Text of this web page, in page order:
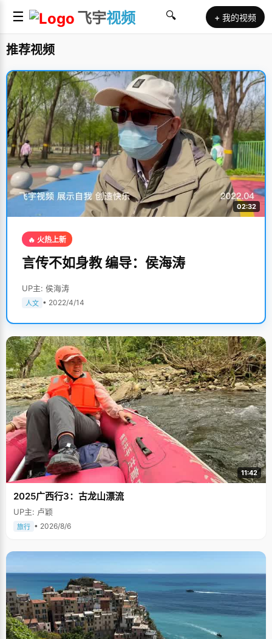
☰ 飞宇视频 🔍 + 我的视频
推荐视频
02:32
🔥 火热上新
言传不如身教 编导：侯海涛
UP主: 侯海涛
人文 • 2022/4/14
11:42
2025广西行3：古龙山漂流
UP主: 卢颖
旅行 • 2026/8/6